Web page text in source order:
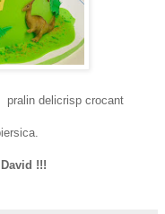
pralin delicrisp crocant
!!!